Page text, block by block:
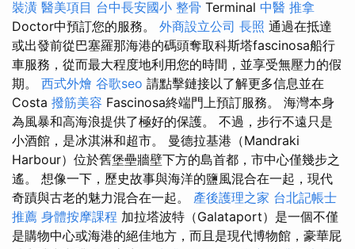
裝潢 醫美項目 台中長安國小 整骨 Terminal 中醫 推拿
Doctor中預訂您的服務。 外商設立公司 長照 通過在抵達
或出發前從巴塞羅那海港的碼頭奪取科斯塔fascinosa船行
車服務，從而最大程度地利用您的時間，並享受無壓力的假
期。 西式外燴 谷歌seo 請點擊鏈接以了解更多信息並在
Costa 撥筋美容 Fascinosa終端門上預訂服務。 海灣本身
為風暴和高海浪提供了極好的保護。 不過，步行不遠只是
小酒館，是冰淇淋和超市。 曼德拉基港（Mandraki
Harbour）位於舊堡壘牆壁下方的島首都，市中心僅幾步之
遙。 想像一下，歷史故事與海洋的鹽風混合在一起，現代
奇蹟與古老的魅力混合在一起。 產後護理之家 台北記帳士
推薦 身體按摩課程 加拉塔波特（Galataport）是一個不僅
是購物中心或海港的絕佳地方，而且是現代博物館，豪華屁